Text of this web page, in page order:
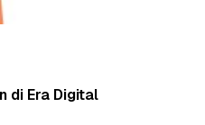
di Era Digital